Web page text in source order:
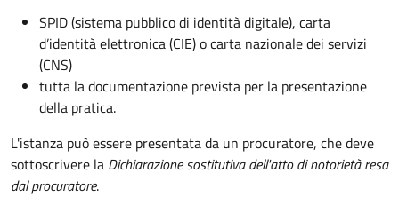
SPID (sistema pubblico di identità digitale), carta
d’identità elettronica (CIE) o carta nazionale dei servizi
(CNS)
tutta la documentazione prevista per la presentazione
della pratica.
L'istanza può essere presentata da un procuratore, che deve
sottoscrivere la Dichiarazione sostitutiva dell'atto di notorietà resa
dal procuratore.